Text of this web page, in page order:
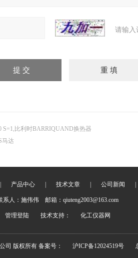
请输入
S=1,比利时BARRIQUAND换热器
马达
产品中心 技术文章 公司新闻
系人：施伟伟 邮箱：qiuteng2003@163.com
管理登陆 技术支持： 化工仪器网
司 版权所有 备案号： 沪ICP备12024519号